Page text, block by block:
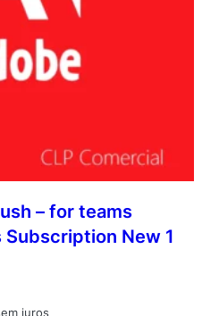
– for teams
New 1
juros